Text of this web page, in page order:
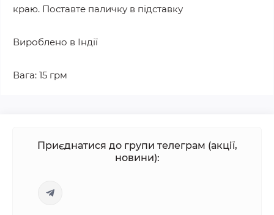
краю. Поставте паличку в підставку
Вироблено в Індії
Вага: 15 грм
Приєднатися до групи телеграм (акції,
новини):